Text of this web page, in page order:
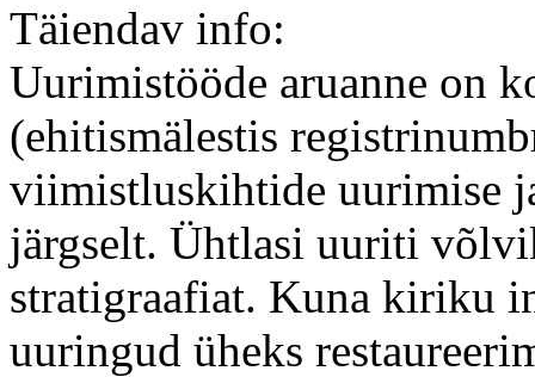
Täiendav info:
Uurimistööde aruanne on
(ehitismälestis
viimistluskihtide uurimise
järgselt. Ühtlasi uuriti
stratigraafiat. Kuna kiriku
uuringud üheks